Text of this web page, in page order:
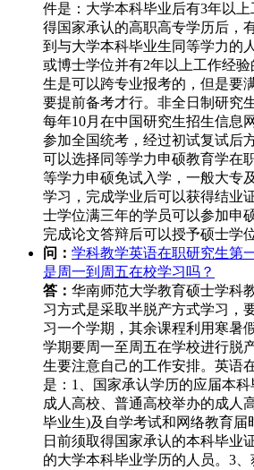
件是：大学本科毕业后有3年以
得国家承认的高职高专学历后，
到与大学本科毕业生同等学力的
或博士学位并有2年以上工作经
生是可以跨专业报考的，但是要
要提前备考才行。非全日制研究
每年10月在中国研究生招生信息
参加全国统考，经过初试复试后
可以选择同等学力申硕教育学在
等学力申硕免试入学，一般大专
学习，完成学业后可以获得结业
士学位满三年的学员可以参加申
完成论文答辩后可以授予硕士学
问： 学科教学英语在职研究生第
是周一到周五在校学习吗？
答： 华南师范大学教育硕士学科
习方式是采取半脱产方式学习，
习一个学期，其余课程利用寒暑
学期要周一至周五在学校进行脱
生要注意自己的工作安排。英语
是：1、国家承认学历的应届本科
成人高校、普通高校举办的成人
毕业生)及自学考试和网络教育届
日前须取得国家承认的本科毕业
的大学本科毕业学历的人员。3